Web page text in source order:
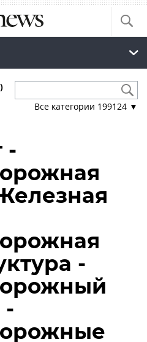
Все категории 199124 ▼
-
-
-